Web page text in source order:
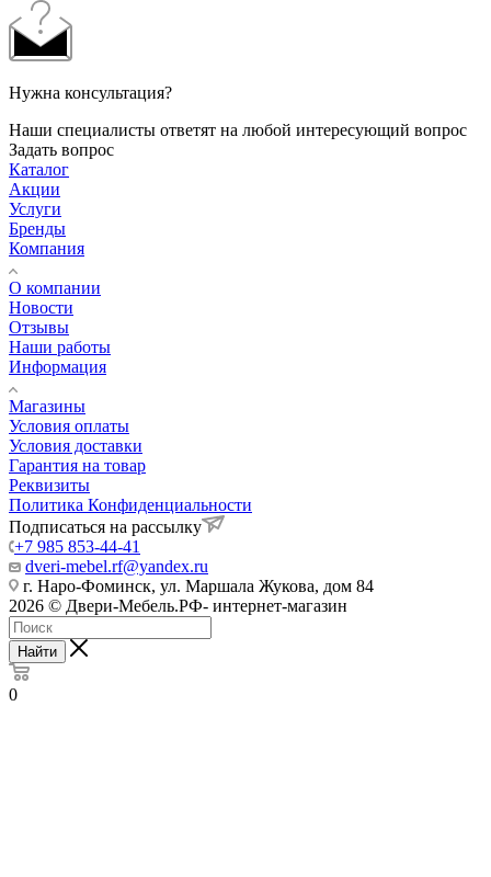
Нужна консультация?
Наши специалисты ответят на любой интересующий вопрос
Задать вопрос
Каталог
Акции
Услуги
Бренды
Компания
О компании
Новости
Отзывы
Наши работы
Информация
Магазины
Условия оплаты
Условия доставки
Гарантия на товар
Реквизиты
Политика Конфиденциальности
Подписаться на рассылку
+7 985 853-44-41
dveri-mebel.rf@yandex.ru
г. Наро-Фоминск, ул. Маршала Жукова, дом 84
2026 © Двери-Мебель.РФ- интернет-магазин
Найти
0